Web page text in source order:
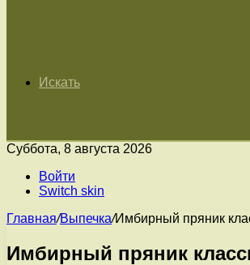
Искать
Суббота, 8 августа 2026
Войти
Switch skin
Главная/Выпечка/Имбирный пряник
Имбирный пряник